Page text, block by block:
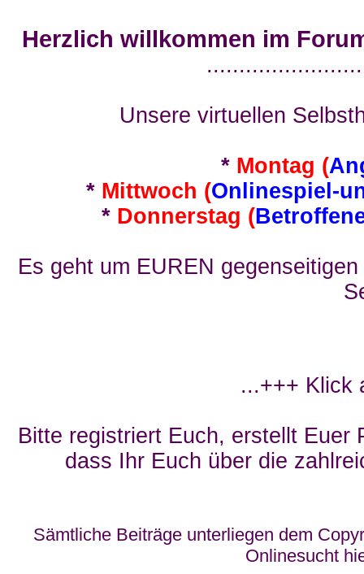
Herzlich willkommen im
Unsere virtuellen
* Montag (
* Mittwoch (Onlinespiel-
* Donnerstag (
Es geht um EUREN
...+++ Klick
Bitte registriert Euch, erstellt Euer
dass Ihr Euch über die
Sämtliche Beiträge unterliegen dem
Onlinesucht